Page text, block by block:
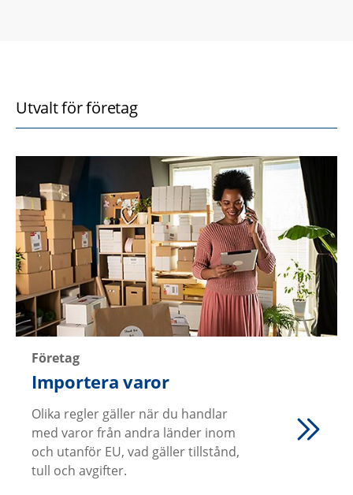
Utvalt för företag
Importera varor
Företag
Olika regler gäller när du handlar
med varor från andra länder inom
och utanför EU, vad gäller tillstånd,
tull och avgifter.